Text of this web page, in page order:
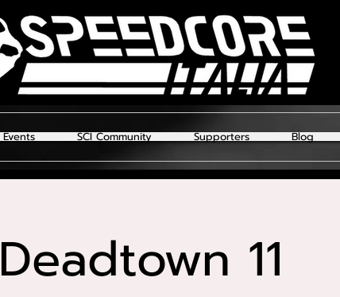
Events SCI Community Supporters Blog
Deadtown 11